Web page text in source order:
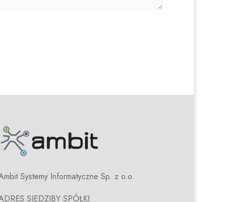
Systemy Informatyczne Sp. z o.o.
SIEDZIBY SPÓŁKI